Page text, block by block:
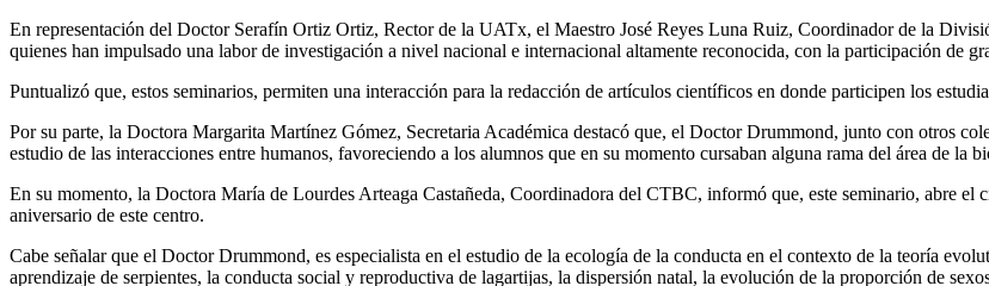
En representación del Doctor Serafín Ortiz Ortiz, Rector de la UATx, el Maestro José Reyes Luna Ruiz, Coordinador de la
quienes han impulsado una labor de investigación a nivel nacional e internacional altamente reconocida, con la participación de
Puntualizó que, estos seminarios, permiten una interacción para la redacción de artículos científicos en donde participen los
Por su parte, la Doctora Margarita Martínez Gómez, Secretaria Académica destacó que, el Doctor Drummond, junto con otros
estudio de las interacciones entre humanos, favoreciendo a los alumnos que en su momento cursaban alguna rama del área de la
En su momento, la Doctora María de Lourdes Arteaga Castañeda, Coordinadora del CTBC, informó que, este seminario, abre el
aniversario de este centro.
Cabe señalar que el Doctor Drummond, es especialista en el estudio de la ecología de la conducta en el contexto de la teoría
aprendizaje de serpientes, la conducta social y reproductiva de lagartijas, la dispersión natal, la evolución de la proporción de